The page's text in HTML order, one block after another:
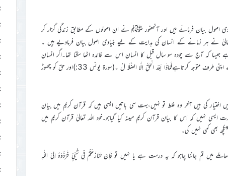
اصول بیان فرمائے ہیں اور آنحضور ﷺ نے ان اصولوں کے مطابق زندگی گزار کر
تعالیٰ نے ہر زمانے کے انسان کی ہدایت کے لیے بنیادی اصول بیان فرمادیے ہیں ۔
جیسا کہ آج سے چودہ سو سال قبل کا انسان اس سے فائدہ اٹھا سکتا تھا۔اگر انسان
ان اصولوں سے ہٹ کر کوئی راہ اختیار کرتا ہے تو پھر قرآن کریم کا یہ ارشاد اسے اپنی طرف متوجہ کرتاہےفَمَاذَا بَعْدَ الْحَقِّ اِلَّا الضَّلَا لُ ۔(سورۃ یونس 33:)اور حق کو چھوڑ
کی ہیں آخر وہ غلط تو نہیں،بہت سی باتیں ایسی ہیں کہ قرآن کریم میں بیان
نہیں کہ اس کا بیان قرآن کریم میںنہ کیا گیاہو۔خود اللہ تعالیٰ قرآن کریم میں
میں تم جاننا چاہو کہ یہ درست ہے یا نہیں تو فَاِنْ تَنَازَعْتُمْ فِی شَیْئٍ فَرُدُّوْہُ اِلیَ اللّٰہِ